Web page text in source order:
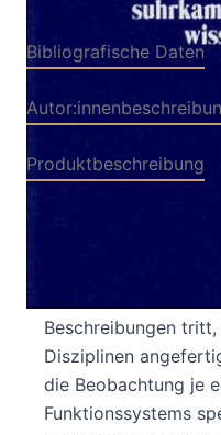
Bibliografische Daten
Produktbeschreibung
Beschreibungen
Disziplinen
die Beobachtung je
Funktionssystems